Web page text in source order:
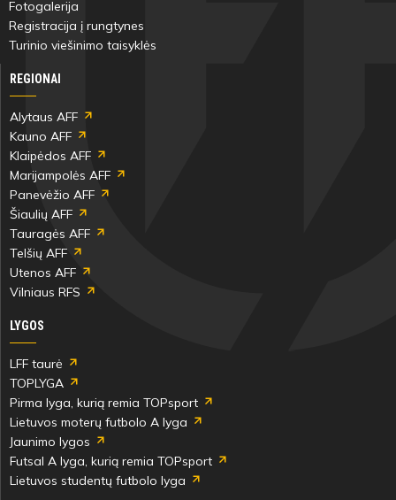
Fotogalerija
Registracija į rungtynes
Turinio viešinimo taisyklės
REGIONAI
Alytaus AFF
Kauno AFF
Klaipėdos AFF
Marijampolės AFF
Panevėžio AFF
Šiaulių AFF
Tauragės AFF
Telšių AFF
Utenos AFF
Vilniaus RFS
LYGOS
LFF taurė
TOPLYGA
Pirma lyga, kurią remia TOPsport
Lietuvos moterų futbolo A lyga
Jaunimo lygos
Futsal A lyga, kurią remia TOPsport
Lietuvos studentų futbolo lyga